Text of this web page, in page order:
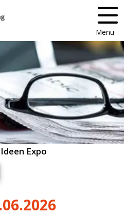
Menü
Ideen Expo